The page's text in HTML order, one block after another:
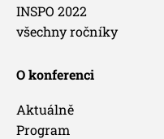
INSPO 2022
všechny ročníky
O konferenci
Aktuálně
Program